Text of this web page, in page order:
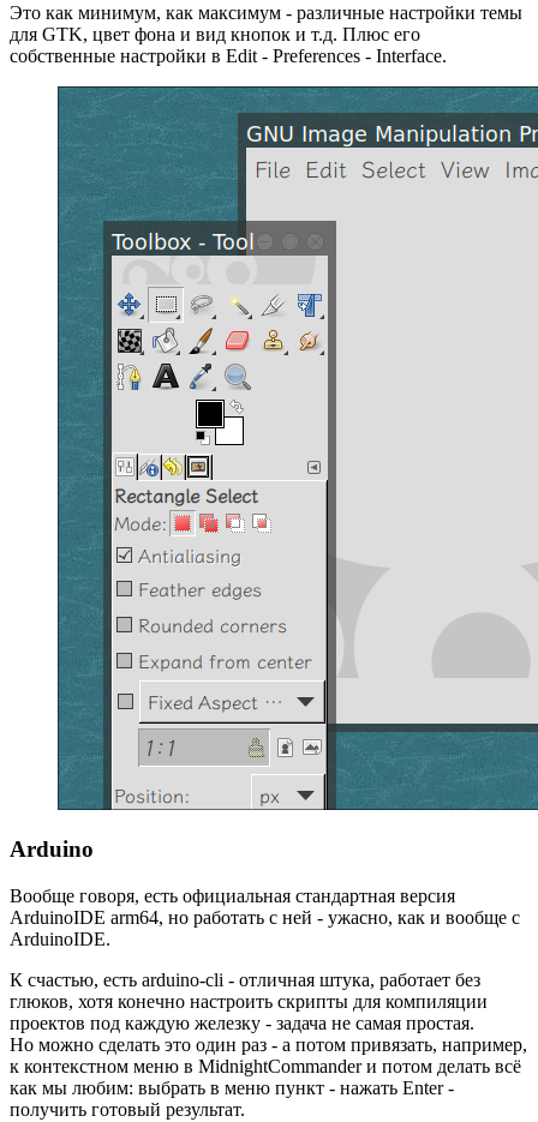
Это как минимум, как максимум - различные настройки темы
для GTK, цвет фона и вид кнопок и т.д. Плюс его
собственные настройки в Edit - Preferences - Interface.
Arduino
Вообще говоря, есть официальная стандартная версия
ArduinoIDE arm64, но работать с ней - ужасно, как и вообще с
ArduinoIDE.
К счастью, есть arduino-cli - отличная штука, работает без
глюков, хотя конечно настроить скрипты для компиляции
проектов под каждую железку - задача не самая простая.
Но можно сделать это один раз - а потом привязать, например,
к контекстном меню в MidnightCommander и потом делать всё
как мы любим: выбрать в меню пункт - нажать Enter -
получить готовый результат.